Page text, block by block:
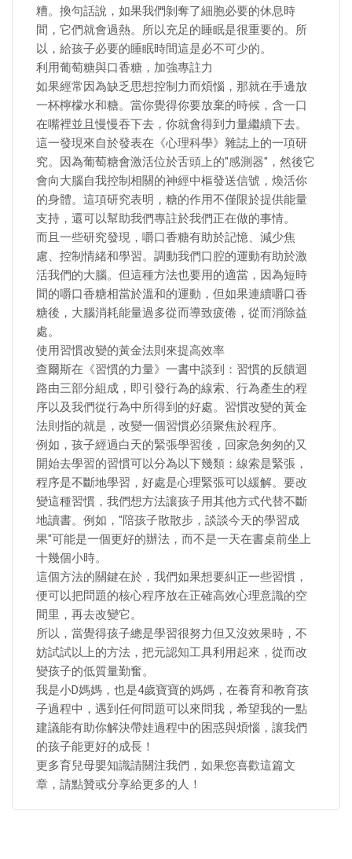
糟。換句話說，如果我們剝奪了細胞必要的休息時
間，它們就會過熱。所以充足的睡眠是很重要的。所
以，給孩子必要的睡眠時間這是必不可少的。
利用葡萄糖與口香糖，加強專註力
如果經常因為缺乏思想控制力而煩惱，那就在手邊放
一杯檸檬水和糖。當你覺得你要放棄的時候，含一口
在嘴裡並且慢慢吞下去，你就會得到力量繼續下去。
這一發現來自於發表在《心理科學》雜誌上的一項研
究。因為葡萄糖會激活位於舌頭上的"感測器"，然後它
會向大腦自我控制相關的神經中樞發送信號，煥活你
的身體。這項研究表明，糖的作用不僅限於提供能量
支持，還可以幫助我們專註於我們正在做的事情。
而且一些研究發現，嚼口香糖有助於記憶、減少焦
慮、控制情緒和學習。調動我們口腔的運動有助於激
活我們的大腦。但這種方法也要用的適當，因為短時
間的嚼口香糖相當於溫和的運動，但如果連續嚼口香
糖後，大腦消耗能量過多從而導致疲倦，從而消除益
處。
使用習慣改變的黃金法則來提高效率
查爾斯在《習慣的力量》一書中談到：習慣的反饋迴
路由三部分組成，即引發行為的線索、行為產生的程
序以及我們從行為中所得到的好處。習慣改變的黃金
法則指的就是，改變一個習慣必須聚焦於程序。
例如，孩子經過白天的緊張學習後，回家急匆匆的又
開始去學習的習慣可以分為以下幾類：線索是緊張，
程序是不斷地學習，好處是心理緊張可以緩解。要改
變這種習慣，我們想方法讓孩子用其他方式代替不斷
地讀書。例如，"陪孩子散散步，談談今天的學習成
果"可能是一個更好的辦法，而不是一天在書桌前坐上
十幾個小時。
這個方法的關鍵在於，我們如果想要糾正一些習慣，
便可以把問題的核心程序放在正確高效心理意識的空
間里，再去改變它。
所以，當覺得孩子總是學習很努力但又沒效果時，不
妨試試以上的方法，把元認知工具利用起來，從而改
變孩子的低質量勤奮。
我是小D媽媽，也是4歲寶寶的媽媽，在養育和教育孩
子過程中，遇到任何問題可以來問我，希望我的一點
建議能有助你解決帶娃過程中的困惑與煩惱，讓我們
的孩子能更好的成長！
更多育兒母嬰知識請關注我們，如果您喜歡這篇文
章，請點贊或分享給更多的人！